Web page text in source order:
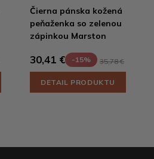
Čierna pánska kožená
peňaženka so zelenou
zápinkou Marston
30,41 € -15% 35,78 €
DETAIL PRODUKTU